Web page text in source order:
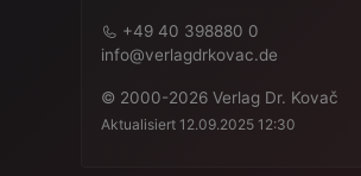
+49 40 398880 0
info@verlagdrkovac.de
© 2000-2026 Verlag Dr. Kovač
Aktualisiert 12.09.2025 12:30